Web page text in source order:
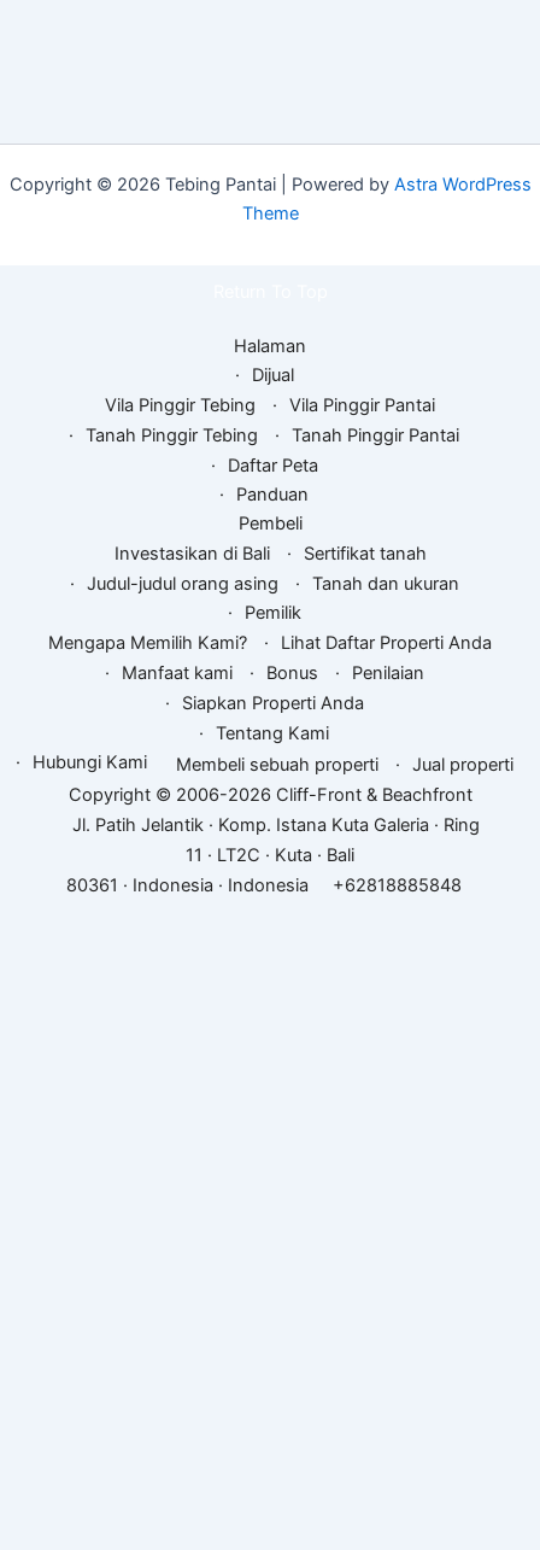
Copyright © 2026 Tebing Pantai | Powered by Astra WordPress
Theme
Halaman
Dijual
Vila Pinggir Tebing
Vila Pinggir Pantai
Tanah Pinggir Tebing
Tanah Pinggir Pantai
Daftar Peta
Panduan
Pembeli
Investasikan di Bali
Sertifikat tanah
Judul-judul orang asing
Tanah dan ukuran
Pemilik
Mengapa Memilih Kami?
Lihat Daftar Properti Anda
Manfaat kami
Bonus
Penilaian
Siapkan Properti Anda
Tentang Kami
Hubungi Kami
Membeli sebuah properti
Jual properti
Copyright © 2006-2026 Cliff-Front & Beachfront
Jl. Patih Jelantik · Komp. Istana Kuta Galeria · Ring
11 · LT2C · Kuta · Bali
80361 · Indonesia · Indonesia
+62818885848